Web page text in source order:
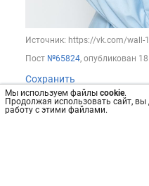
Мы используем файлы cookie.
Продолжая использовать сайт, вы
работу с этими файлами.
Источник: https://vk.com/wall-
Пост №65824, опубликован
Сохранить